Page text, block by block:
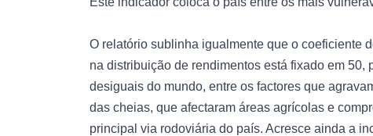
O relatório sublinha igualmente que o coeficiente
na distribuição de rendimentos está fixado em
desiguais do mundo, entre os factores que
das cheias, que afectaram áreas agrícolas e
principal via rodoviária do país. Acresce ainda a